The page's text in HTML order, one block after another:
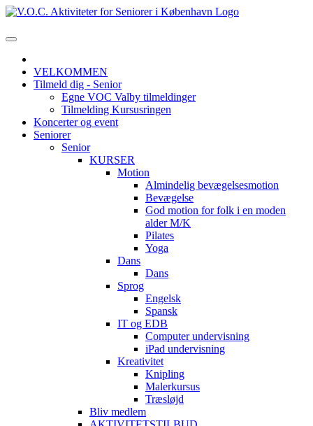
VELKOMMEN
Tilmeld dig - Senior
Egne VOC Valby tilmeldinger
Tilmelding Kursusringen
Koncerter og event
Seniorer
Senior
KURSER
Motion
Almindelig bevægelsesmotion
Bevægelse
God motion for folk i en moden
alder M/K
Pilates
Yoga
Dans
Dans
Sprog
Engelsk
Spansk
IT og EDB
Computer undervisning
iPad undervisning
Kreativitet
Knipling
Malerkursus
Træsløjd
Bliv medlem